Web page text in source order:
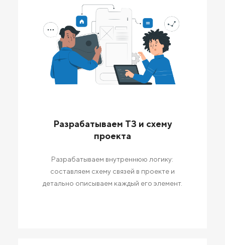
Разрабатываем ТЗ и схему
проекта
Разрабатываем внутреннюю логику:
составляем схему связей в проекте и
детально описываем каждый его элемент.